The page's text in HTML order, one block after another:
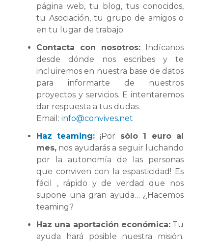
página web, tu blog, tus conocidos,
tu Asociación, tu grupo de amigos o
en tu lugar de trabajo.
Contacta con nosotros: Indícanos
desde dónde nos escribes y te
incluiremos en nuestra base de datos
para informarte de nuestros
proyectos y servicios. E intentaremos
dar respuesta a tus dudas.
Email: info@convives.net
Haz teaming: ¡Por sólo 1 euro al
mes, nos ayudarás a seguir luchando
por la autonomía de las personas
que conviven con la espasticidad! Es
fácil , rápido y de verdad que nos
supone una gran ayuda… ¿Hacemos
teaming?
Haz una aportación económica:Tu
ayuda hará posible nuestra misión.